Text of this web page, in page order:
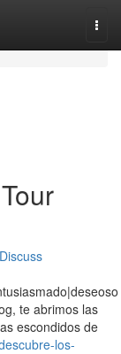
Discuss
te abrimos las
escondidos de
los-